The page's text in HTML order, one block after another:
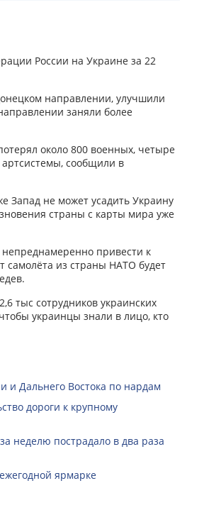
России на Украине за 22
направлении, улучшили
заняли более
около 800 военных, четыре
сообщили в
Запад не может усадить Украину
страны с карты мира уже
привести к
самолёта из страны НАТО будет
тыс сотрудников украинских
украинцы знали в лицо, кто
и Дальнего Востока по нардам
дороги к крупному
неделю пострадало в два раза
ярмарке